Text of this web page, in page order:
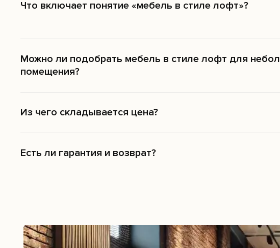
Что включает понятие «мебель в стиле лофт»?
Можно ли подобрать мебель в стиле лофт для
помещения?
Из чего складывается цена?
Есть ли гарантия и возврат?